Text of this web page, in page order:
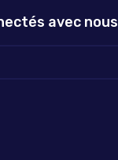
avec nous